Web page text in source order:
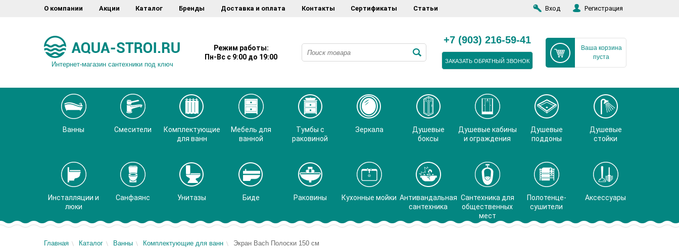
О компании Акции Каталог Бренды Доставка и оплата Контакты Сертификаты Статьи Вход Регистрация
Интернет-магазин сантехники под ключ
Режим работы:
Пн-Вс с 9:00 до 19:00
+7 (903) 216-59-41
ЗАКАЗАТЬ ОБРАТНЫЙ ЗВОНОК
Ваша корзина
пуста
Ванны Смесители
Комплектующие
для ванн
Мебель для
ванной
Тумбы с
раковиной
Зеркала
Душевые
боксы
Душевые кабины
и ограждения
Душевые
поддоны
Душевые
стойки
Инсталляции и
люки
Санфаянс Унитазы Биде Раковины Кухонные мойки Антивандальная
сантехника
Сантехника для
общественных
мест
Полотенце-
сушители
Аксессуары
Главная Каталог Ванны Комплектующие для ванн Экран Bach Полоски 150 см